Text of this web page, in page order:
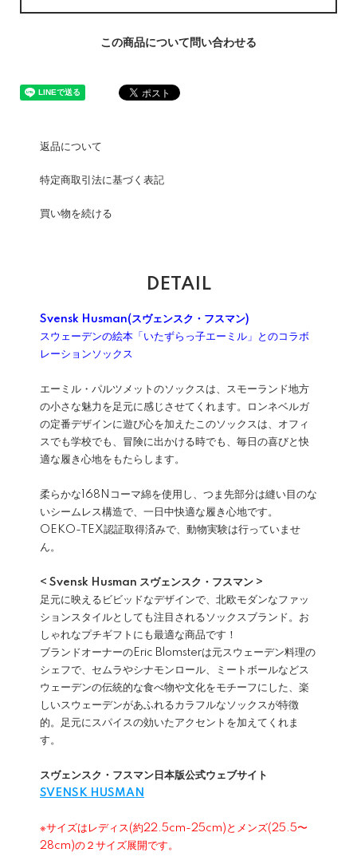
この商品について問い合わせる
返品について
特定商取引法に基づく表記
買い物を続ける
DETAIL
Svensk Husman(スヴェンスク・フスマン)
スウェーデンの絵本「いたずらっ子エーミル」とのコラボ
レーションソックス
エーミル・パルツメットのソックスは、スモーランド地方
の小さな魅力を足元に感じさせてくれます。ロンネベルガ
の定番デザインに遊び心を加えたこのソックスは、オフィ
スでも学校でも、冒険に出かける時でも、毎日の喜びと快
適な履き心地をもたらします。
柔らかな168Nコーマ綿を使用し、つま先部分は縫い目のな
いシームレス構造で、一日中快適な履き心地です。
OEKO-TEX認証取得済みで、動物実験は行っていませ
ん。
< Svensk Husman スヴェンスク・フスマン >
足元に映えるビビッドなデザインで、北欧モダンなファッ
ションスタイルとしても注目されるソックスブランド。お
しゃれなプチギフトにも最適な商品です！
ブランドオーナーのEric Blomsterは元スウェーデン料理の
シェフで、セムラやシナモンロール、ミートボールなどス
ウェーデンの伝統的な食べ物や文化をモチーフにした、楽
しいスウェーデンがあふれるカラフルなソックスが特徴
的。足元にスパイスの効いたアクセントを加えてくれま
す。
スヴェンスク・フスマン日本版公式ウェブサイト
SVENSK HUSMAN
※サイズはレディス(約22.5cm-25cm)とメンズ(25.5〜
28cm)の２サイズ展開です。